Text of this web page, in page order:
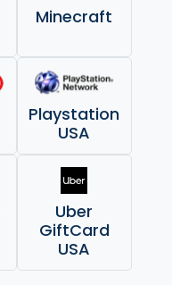
Minecraft
Playstation
USA
Uber
GiftCard
USA